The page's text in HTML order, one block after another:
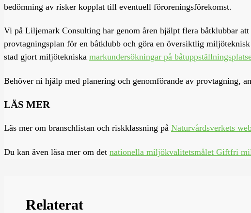
bedömning av risker kopplat till eventuell föroreningsförekomst.
Vi på Liljemark Consulting har genom åren hjälpt flera båtklubbar
provtagningsplan för en båtklubb och göra en översiktlig
stad gjort miljötekniska markundersökningar på
Behöver ni hjälp med planering och genomförande av provtagning,
LÄS MER
Läs mer om branschlistan och riskklassning på Naturvårdsverkets
Du kan även läsa mer om det nationella miljökvalitetsmålet Giftfri
Relaterat